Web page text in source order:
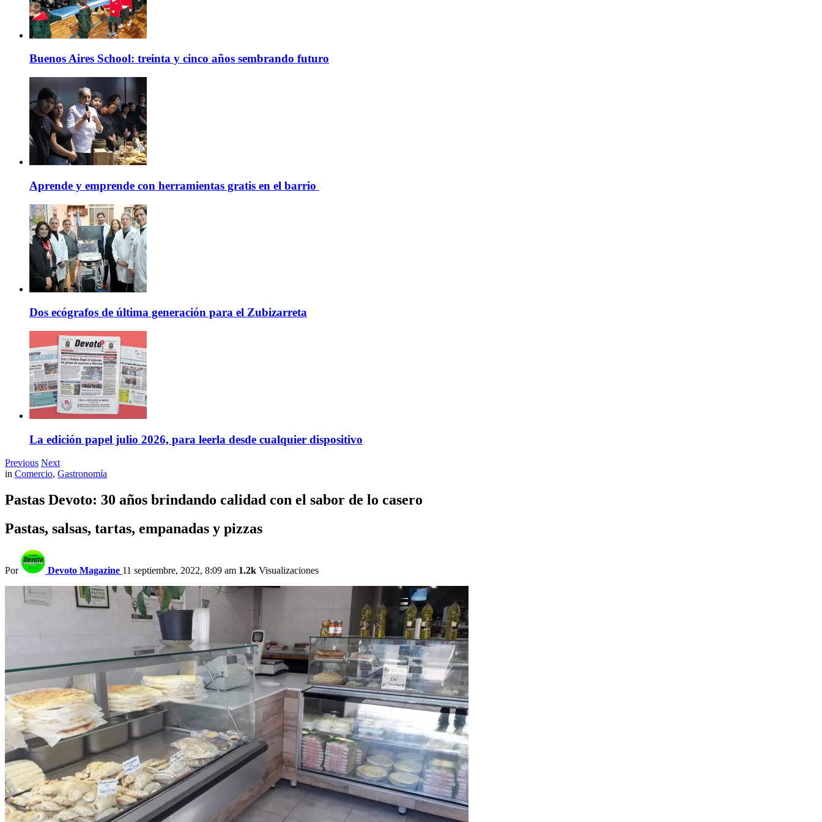
Buenos Aires School: treinta y cinco años sembrando futuro
Aprende y emprende con herramientas gratis en el barrio
Dos ecógrafos de última generación para el Zubizarreta
La edición papel julio 2026, para leerla desde cualquier dispositivo
Previous Next
in Comercio, Gastronomía
Pastas Devoto: 30 años brindando calidad con el sabor de lo casero
Pastas, salsas, tartas, empanadas y pizzas
Por Devoto Magazine 11 septiembre, 2022, 8:09 am 1.2k Visualizaciones